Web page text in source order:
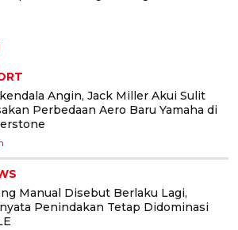
Angin, Jack Miller Akui Sulit
Perbedaan Aero Baru Yamaha di
Manual Disebut Berlaku Lagi,
Penindakan Tetap Didominasi